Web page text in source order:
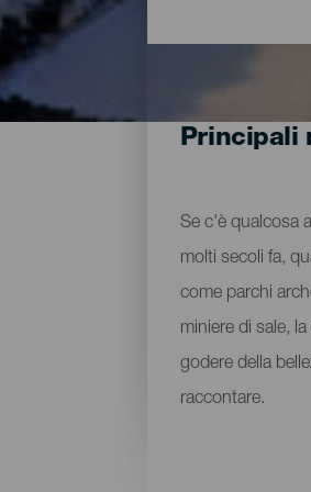
Principali
Se c'è qualcosa
molti secoli fa,
come parchi
miniere di sale,
godere della
raccontare.